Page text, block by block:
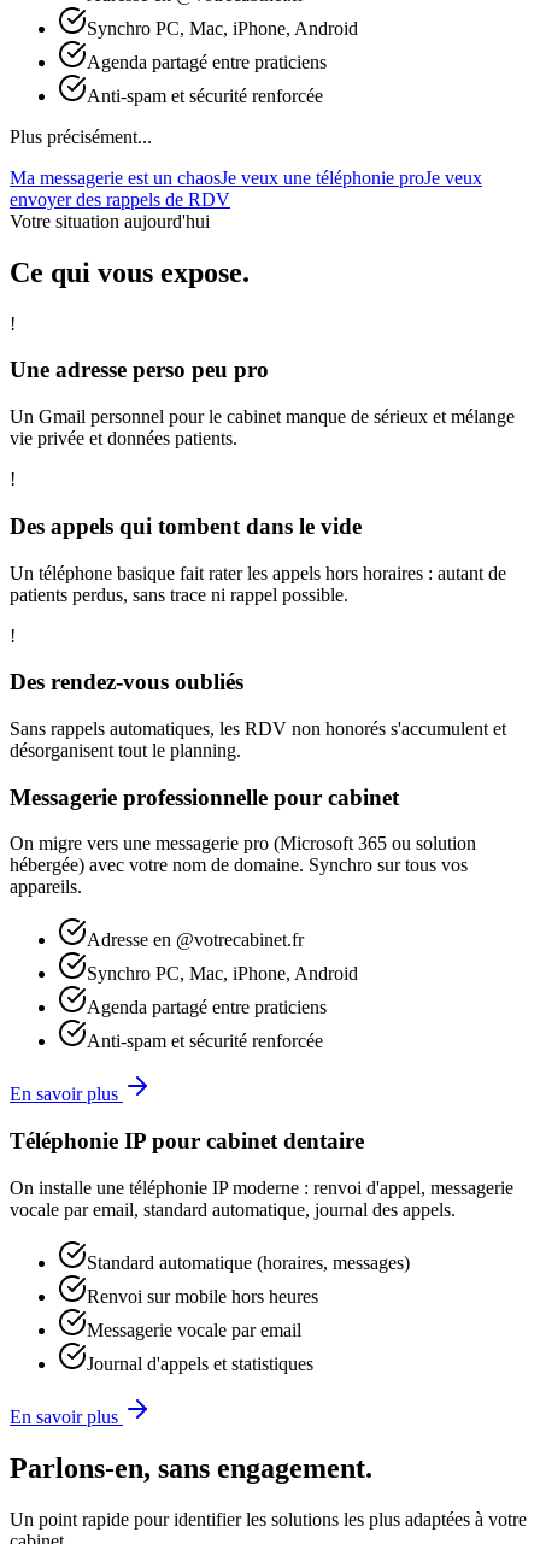
Synchro PC, Mac, iPhone, Android
Agenda partagé entre praticiens
Anti-spam et sécurité renforcée
Plus précisément...
Ma messagerie est un chaosJe veux une téléphonie proJe veux
envoyer des rappels de RDV
Votre situation aujourd'hui
Ce qui vous expose.
!
Une adresse perso peu pro
Un Gmail personnel pour le cabinet manque de sérieux et mélange
vie privée et données patients.
!
Des appels qui tombent dans le vide
Un téléphone basique fait rater les appels hors horaires : autant de
patients perdus, sans trace ni rappel possible.
!
Des rendez-vous oubliés
Sans rappels automatiques, les RDV non honorés s'accumulent et
désorganisent tout le planning.
Messagerie professionnelle pour cabinet
On migre vers une messagerie pro (Microsoft 365 ou solution
hébergée) avec votre nom de domaine. Synchro sur tous vos
appareils.
Adresse en @votrecabinet.fr
Synchro PC, Mac, iPhone, Android
Agenda partagé entre praticiens
Anti-spam et sécurité renforcée
En savoir plus
Téléphonie IP pour cabinet dentaire
On installe une téléphonie IP moderne : renvoi d'appel, messagerie
vocale par email, standard automatique, journal des appels.
Standard automatique (horaires, messages)
Renvoi sur mobile hors heures
Messagerie vocale par email
Journal d'appels et statistiques
En savoir plus
Parlons-en, sans engagement.
Un point rapide pour identifier les solutions les plus adaptées à votre